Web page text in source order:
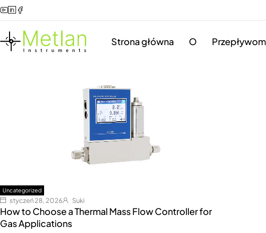
Strona główna O
Uncategorized
styczeń 28, 2026 Suki
How to Choose a Thermal Mass Flow Controller for
Gas Applications